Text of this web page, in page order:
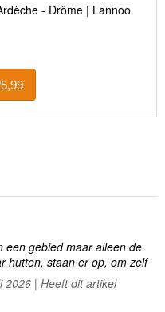
- Drôme | Lannoo
€ 25,99
een gebied maar alleen de
hutten, staan er op, om zelf
geschikt| Heeft dit artikel